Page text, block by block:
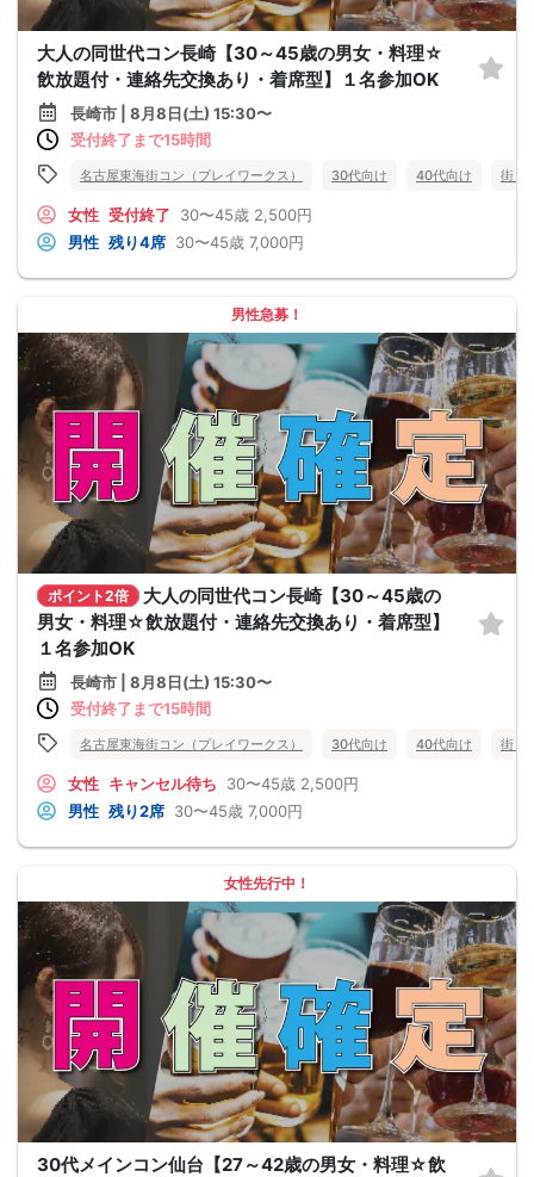
大人の同世代コン長崎【30～45歳の男女・料理☆
飲放題付・連絡先交換あり・着席型】１名参加OK
長崎市 | 8月8日(土) 15:30〜
受付終了まで15時間
名古屋東海街コン（プレイワークス） 30代向け 40代向け 街コ
女性 受付終了 30〜45歳 2,500円
男性 残り4席 30〜45歳 7,000円
男性急募！
ポイント2倍
大人の同世代コン長崎【30～45歳の
男女・料理☆飲放題付・連絡先交換あり・着席型】
１名参加OK
長崎市 | 8月8日(土) 15:30〜
受付終了まで15時間
名古屋東海街コン（プレイワークス） 30代向け 40代向け 街コ
女性 キャンセル待ち 30〜45歳 2,500円
男性 残り2席 30〜45歳 7,000円
女性先行中！
30代メインコン仙台【27～42歳の男女・料理☆飲